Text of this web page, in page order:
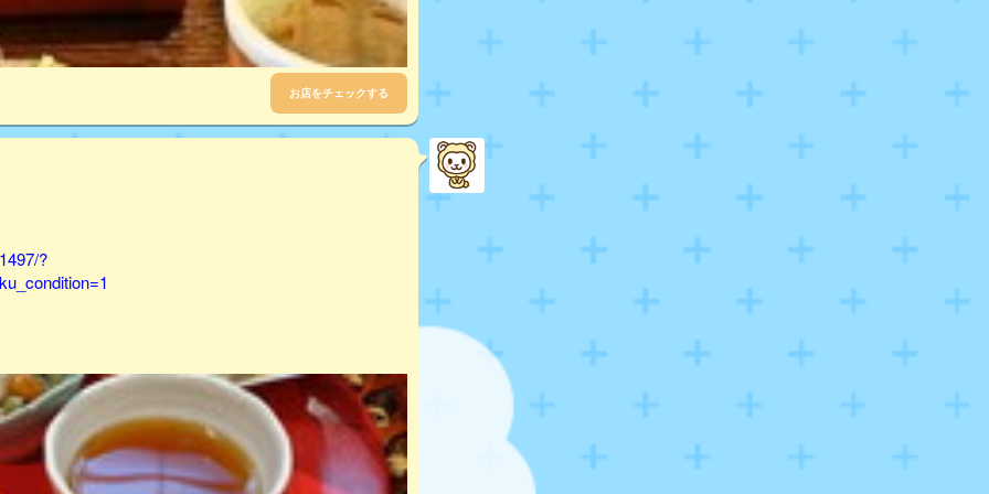
お店をチェックする
?